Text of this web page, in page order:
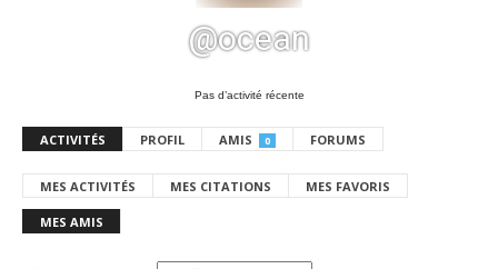
@ocean
Pas d’activité récente
ACTIVITÉS PROFIL AMIS 0 FORUMS
MES ACTIVITÉS MES CITATIONS MES FAVORIS
MES AMIS